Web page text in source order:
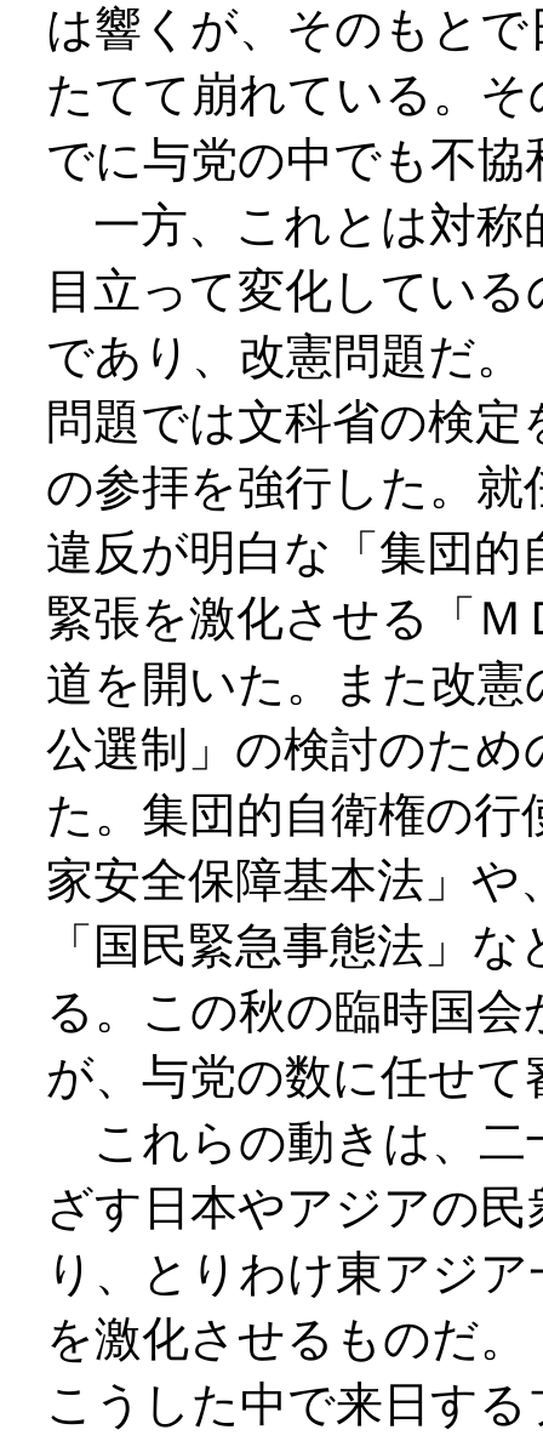
は響くが、そのもと
たてて崩れている。
でに与党の中でも不
一方、これとは対称
目立って変化してい
であり、改憲問題だ
問題では文科省の検
の参拝を強行した。
違反が明白な「集団
緊張を激化させる「
道を開いた。また改
公選制」の検討のた
た。集団的自衛権の
家安全保障基本法」
「国民緊急事態法」
る。この秋の臨時国
が、与党の数に任せ
これらの動きは、二
ざす日本やアジアの
り、とりわけ東アジ
を激化させるものだ。
こうした中で来日す